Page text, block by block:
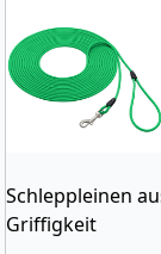
Schleppleinen
Griffigkeit